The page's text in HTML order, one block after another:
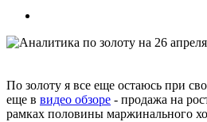
По золоту я все еще остаюсь при
еще в видео обзоре - продажа на
рамках половины маржинального